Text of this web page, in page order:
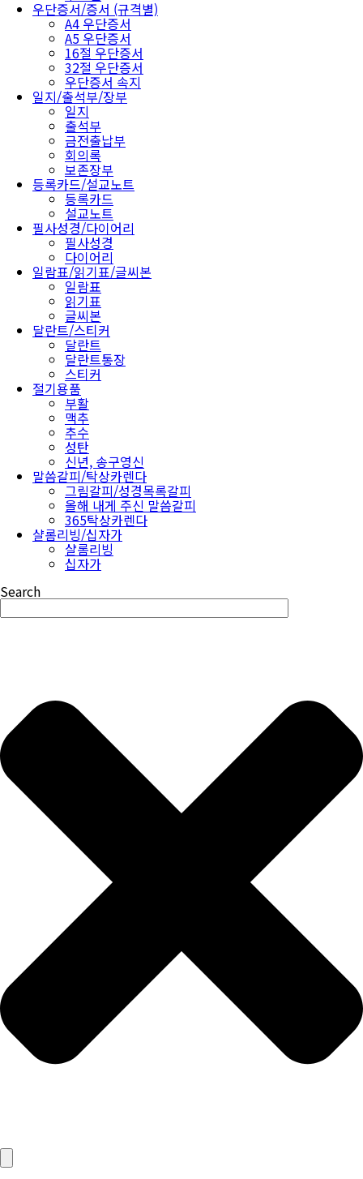
우단증서/증서 (규격별)
A4 우단증서
A5 우단증서
16절 우단증서
32절 우단증서
우단증서 속지
일지/출석부/장부
일지
출석부
금전출납부
회의록
보존장부
등록카드/설교노트
등록카드
설교노트
필사성경/다이어리
필사성경
다이어리
일람표/읽기표/글씨본
일람표
읽기표
글씨본
달란트/스티커
달란트
달란트통장
스티커
절기용품
부활
맥추
추수
성탄
신년, 송구영신
말씀갈피/탁상카렌다
그림갈피/성경목록갈피
올해 내게 주신 말씀갈피
365탁상카렌다
샬롬리빙/십자가
샬롬리빙
십자가
Search